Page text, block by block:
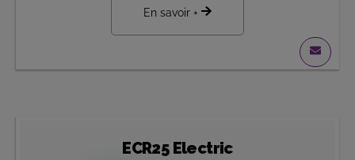
En savoir +
ECR25 Electric